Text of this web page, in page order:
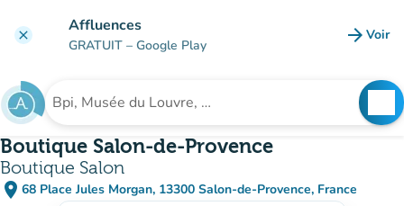
clear Affluences
GRATUIT – Google Play arrow_forward Voir
Rechercher un établissement
Boutique Salon-de-Provence
Boutique Salon
place 68 Place Jules Morgan, 13300 Salon-de-Provence, France
(ouvrir dans Google Maps)
(nouvel onglet)